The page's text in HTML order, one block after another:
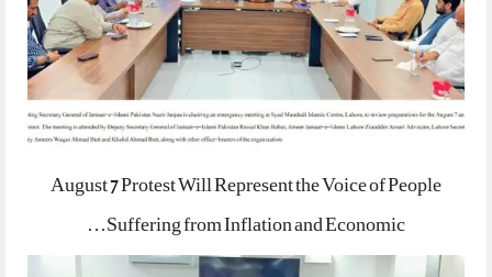
August 7 Protest Will Represent the Voice of People
Suffering from Inflation and Economic…